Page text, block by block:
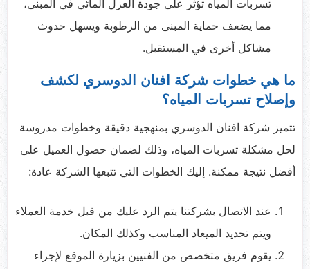
تسربات المياه تؤثر على جودة العزل المائي في المبنى،
مما يضعف حماية المبنى من الرطوبة ويسهل حدوث
مشاكل أخرى في المستقبل.
ما هي خطوات شركة افنان الدوسري لكشف
وإصلاح تسربات المياه؟
تتميز شركة افنان الدوسري بمنهجية دقيقة وخطوات مدروسة
لحل مشكلة تسربات المياه، وذلك لضمان حصول العميل على
أفضل نتيجة ممكنة. إليك الخطوات التي تتبعها الشركة عادة:
عند الاتصال بشركتنا يتم الرد عليك من قبل خدمة العملاء
ويتم تحديد الميعاد المناسب وكذلك المكان.
يقوم فريق متخصص من الفنيين بزيارة الموقع لإجراء